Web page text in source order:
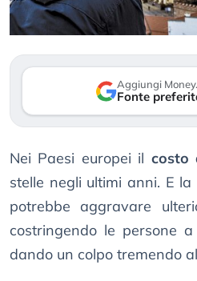
Aggiungi
Fonte
Nei Paesi europei il costo
stelle negli ultimi anni. E la
potrebbe aggravare
costringendo le persone
dando un colpo tremendo